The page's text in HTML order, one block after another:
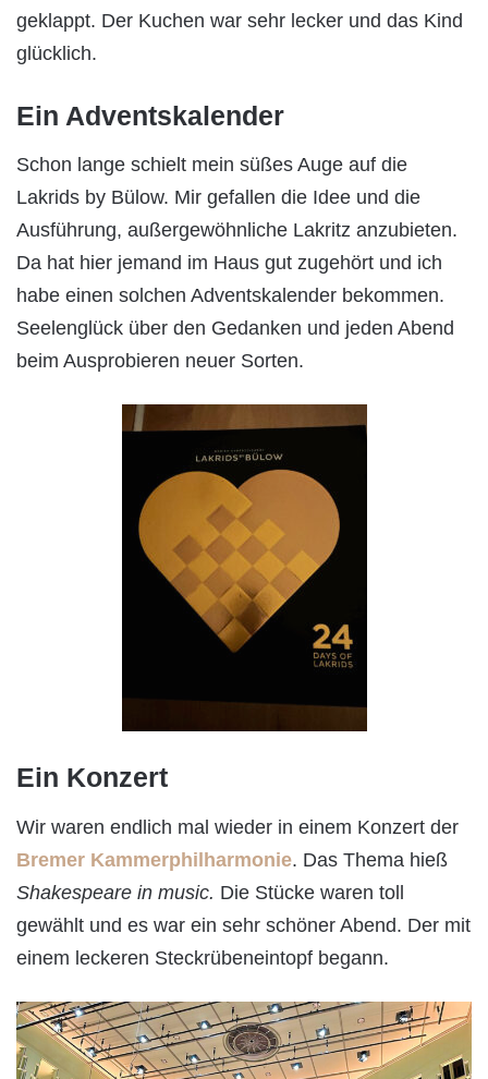
geklappt. Der Kuchen war sehr lecker und das Kind
glücklich.
Ein Adventskalender
Schon lange schielt mein süßes Auge auf die
Lakrids by Bülow. Mir gefallen die Idee und die
Ausführung, außergewöhnliche Lakritz anzubieten.
Da hat hier jemand im Haus gut zugehört und ich
habe einen solchen Adventskalender bekommen.
Seelenglück über den Gedanken und jeden Abend
beim Ausprobieren neuer Sorten.
Ein Konzert
Wir waren endlich mal wieder in einem Konzert der
Bremer Kammerphilharmonie. Das Thema hieß
Shakespeare in music. Die Stücke waren toll
gewählt und es war ein sehr schöner Abend. Der mit
einem leckeren Steckrübeneintopf begann.